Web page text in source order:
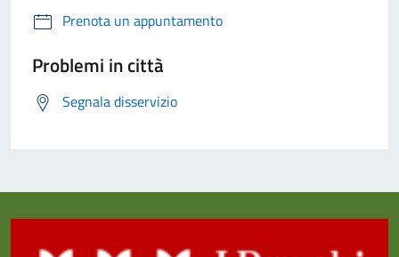
Prenota un appuntamento
Problemi in città
Segnala disservizio